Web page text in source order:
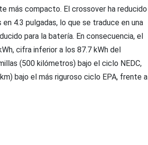
más compacto. El crossover ha reducido
4.3 pulgadas, lo que se traduce en una
para la batería. En consecuencia, el
cifra inferior a los 87.7 kWh del
(500 kilómetros) bajo el ciclo NEDC,
bajo el más riguroso ciclo EPA, frente a